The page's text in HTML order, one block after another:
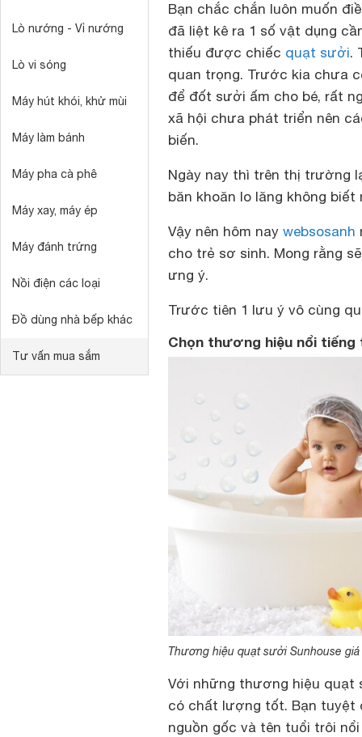
Lò nướng - Vỉ nướng
Lò vi sóng
Máy hút khói, khử mùi
Máy làm bánh
Máy pha cà phê
Máy xay, máy ép
Máy đánh trứng
Nồi điện các loại
Đồ dùng nhà bếp khác
Tư vấn mua sắm
Bạn chắc chắn luôn muốn
đã liệt kê ra 1 số vật dụng
thiếu được chiếc quạt sưởi.
quan trọng. Trước kia chưa
để đốt sưởi ấm cho bé, rất
xã hội chưa phát triển nên
biến.
Ngày nay thì trên thị trường
băn khoăn lo lăng không
Vậy nên hôm nay websosanh
cho trẻ sơ sinh. Mong rằng
ưng ý.
Trước tiên 1 lưu ý vô cùng
Chọn thương hiệu nổi
Thương hiệu quạt sưởi Sunhouse
Với những thương hiệu quạt
có chất lượng tốt. Bạn tuyệt
nguồn gốc và tên tuổi trôi